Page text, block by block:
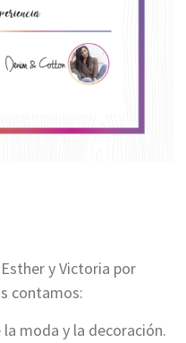
y Victoria por
contamos:
moda y la decoración.